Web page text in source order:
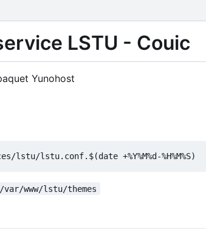
LSTU - Couic
Yunohost
/var/www/lstu/themes